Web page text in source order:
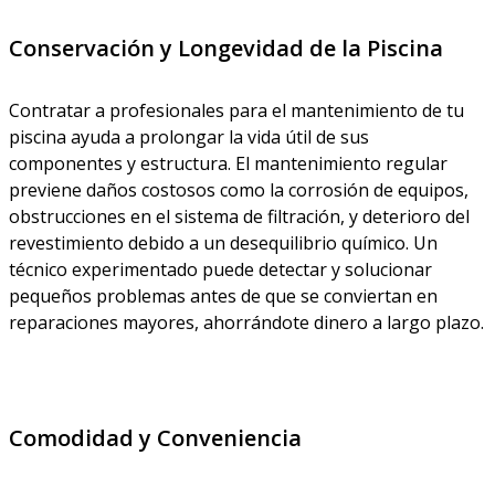
Conservación y Longevidad de la Piscina
Contratar a profesionales para el mantenimiento de tu
piscina ayuda a prolongar la vida útil de sus
componentes y estructura. El mantenimiento regular
previene daños costosos como la corrosión de equipos,
obstrucciones en el sistema de filtración, y deterioro del
revestimiento debido a un desequilibrio químico. Un
técnico experimentado puede detectar y solucionar
pequeños problemas antes de que se conviertan en
reparaciones mayores, ahorrándote dinero a largo plazo.
Comodidad y Conveniencia